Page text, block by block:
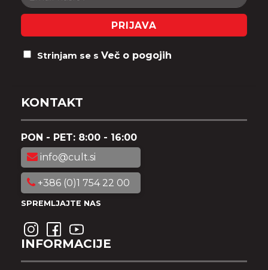
PRIJAVA
Strinjam se s Več o pogojih
KONTAKT
PON - PET: 8:00 - 16:00
info@cult.si
+386 (0)1 754 22 00
SPREMLJAJTE NAS
INFORMACIJE